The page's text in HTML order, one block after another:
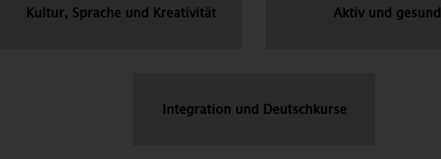
Kultur, Sprache und Kreativität Aktiv und gesund
Integration und Deutschkurse